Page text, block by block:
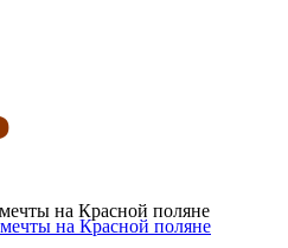
на Красной поляне